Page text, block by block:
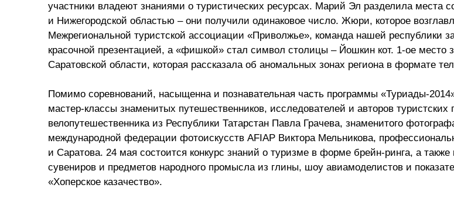
участники владеют знаниями о туристических ресурсах. Марий Эл разделила места
и Нижегородской областью – они получили одинаковое число. Жюри, которое
Межрегиональной туристской ассоциации «Приволжье», команда нашей республики
красочной презентацией, а «фишкой» стал символ столицы – Йошкин кот. 1-ое место
Саратовской области, которая рассказала об аномальных зонах региона в формате
Помимо соревнований, насыщенна и познавательная часть программы «Туриады-
мастер-классы знаменитых путешественников, исследователей и авторов туристских
велопутешественника из Республики Татарстан Павла Грачева, знаменитого
международной федерации фотоискусств AFIAP Виктора Мельникова,
и Саратова. 24 мая состоится конкурс знаний о туризме в форме брейн-ринга, а
сувениров и предметов народного промысла из глины, шоу авиамоделистов и
«Хоперское казачество».